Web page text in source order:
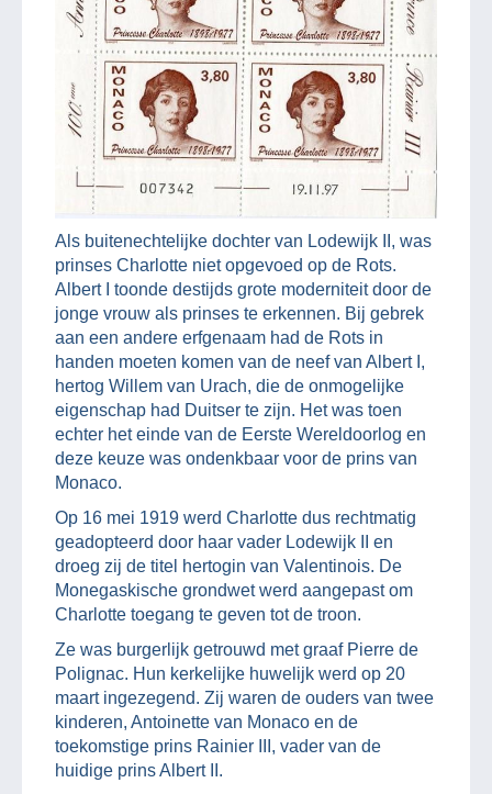
Als buitenechtelijke dochter van Lodewijk II, was
prinses Charlotte niet opgevoed op de Rots.
Albert I toonde destijds grote moderniteit door de
jonge vrouw als prinses te erkennen. Bij gebrek
aan een andere erfgenaam had de Rots in
handen moeten komen van de neef van Albert I,
hertog Willem van Urach, die de onmogelijke
eigenschap had Duitser te zijn. Het was toen
echter het einde van de Eerste Wereldoorlog en
deze keuze was ondenkbaar voor de prins van
Monaco.
Op 16 mei 1919 werd Charlotte dus rechtmatig
geadopteerd door haar vader Lodewijk II en
droeg zij de titel hertogin van Valentinois. De
Monegaskische grondwet werd aangepast om
Charlotte toegang te geven tot de troon.
Ze was burgerlijk getrouwd met graaf Pierre de
Polignac. Hun kerkelijke huwelijk werd op 20
maart ingezegend. Zij waren de ouders van twee
kinderen, Antoinette van Monaco en de
toekomstige prins Rainier III, vader van de
huidige prins Albert II.